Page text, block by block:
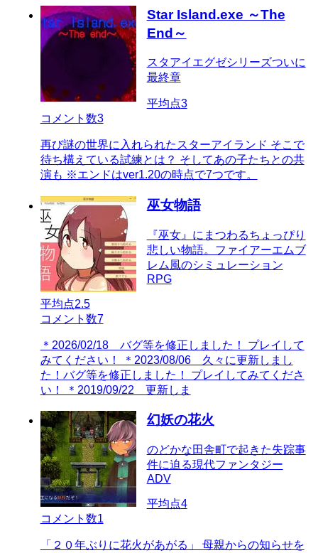
Star Island.exe ～The
End～
スタアイエグゼシリーズついに
最終章
平均点3
コメント数3
再び謎の世界に入れられたスターアイランド そこで
待ち構えている試練とは？ そしてあの子たちとの共
演も ※エンドはver1.20の時点で7つです。
巫女物語
『巫女』にまつわるちょっぴり
悲しい物語。ファイアーエムブ
レム風のシミュレーション
RPG
平均点2.5
コメント数7
＊2026/02/18 バグ等を修正しました！ プレイして
みてください！ ＊2023/08/06 久々に更新しまし
た！バグ等を修正しました！ プレイしてみてくださ
い！ ＊2019/09/22 更新しま
幻妖の花火
のどかな田舎町で起きた失踪事
件に迫る現代ファンタジー
ADV
平均点4
コメント数1
「２０年ぶりに花火があがる」 母親からの知らせを